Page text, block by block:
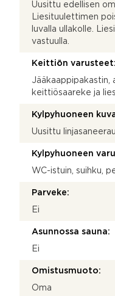
Uusittu edellisen
Liesituulettimen
luvalla ullakolle.
vastuulla.
Keittiön varusteet:
Jääkaappipakastin,
keittiösaareke ja
Kylpyhuoneen
Uusittu
Kylpyhuoneen
WC-istuin, suihku,
Parveke:
Ei
Asunnossa sauna:
Ei
Omistusmuoto:
Oma